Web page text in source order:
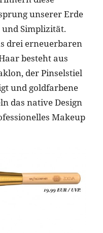
unserer Erde
Simplizität.
drei erneuerbaren
besteht aus
der Pinselstiel
und goldfarbene
das native Design
Makeup